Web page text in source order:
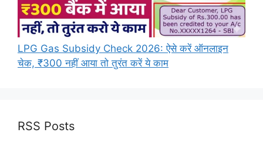
LPG Gas Subsidy Check 2026: ऐसे करें ऑनलाइन
चेक, ₹300 नहीं आया तो तुरंत करें ये काम
RSS Posts